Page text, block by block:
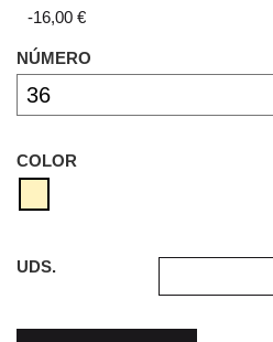
-16,00 €
NÚMERO
COLOR
UDS.